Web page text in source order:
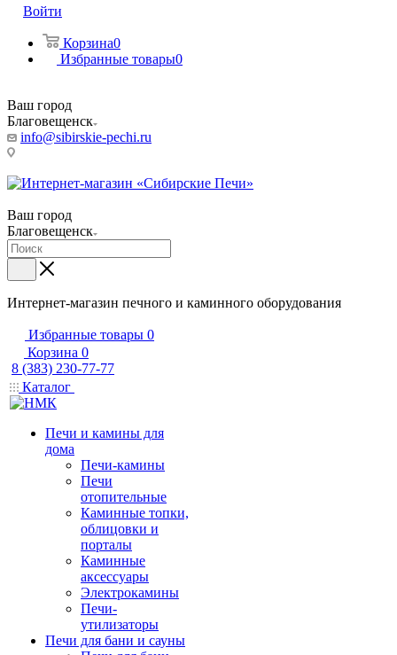
Войти
Корзина0
Избранные товары0
Ваш город
Благовещенск
info@sibirskie-pechi.ru
Ваш город
Благовещенск
Интернет-магазин печного и каминного оборудования
Избранные товары 0
Корзина 0
8 (383) 230-77-77
Каталог
Печи и камины для
дома
Печи-камины
Печи
отопительные
Каминные топки,
облицовки и
порталы
Каминные
аксессуары
Электрокамины
Печи-
утилизаторы
Печи для бани и сауны